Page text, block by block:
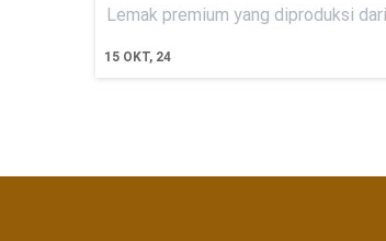
15 OKT, 24
Lemak premium yang diproduksi